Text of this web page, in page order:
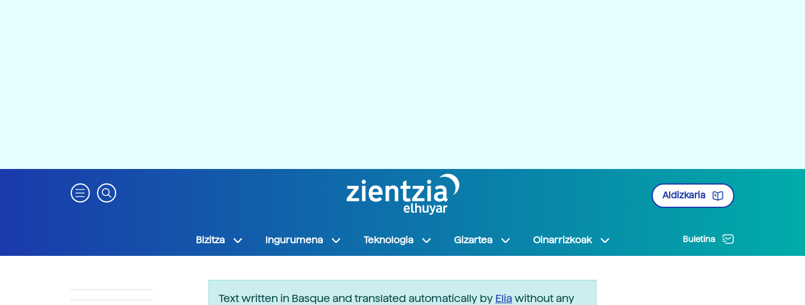
Aldizkaria
Bizitza Ingurumena Teknologia Gizartea Oinarrizkoak Buletina
Text written in Basque and translated automatically by Eliawithout any